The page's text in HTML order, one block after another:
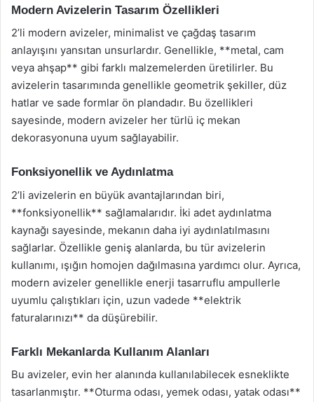
Modern Avizelerin Tasarım Özellikleri
2’li modern avizeler, minimalist ve çağdaş tasarım
anlayışını yansıtan unsurlardır. Genellikle, **metal, cam
veya ahşap** gibi farklı malzemelerden üretilirler. Bu
avizelerin tasarımında genellikle geometrik şekiller, düz
hatlar ve sade formlar ön plandadır. Bu özellikleri
sayesinde, modern avizeler her türlü iç mekan
dekorasyonuna uyum sağlayabilir.
Fonksiyonellik ve Aydınlatma
2’li avizelerin en büyük avantajlarından biri,
**fonksiyonellik** sağlamalarıdır. İki adet aydınlatma
kaynağı sayesinde, mekanın daha iyi aydınlatılmasını
sağlarlar. Özellikle geniş alanlarda, bu tür avizelerin
kullanımı, ışığın homojen dağılmasına yardımcı olur. Ayrıca,
modern avizeler genellikle enerji tasarruflu ampullerle
uyumlu çalıştıkları için, uzun vadede **elektrik
faturalarınızı** da düşürebilir.
Farklı Mekanlarda Kullanım Alanları
Bu avizeler, evin her alanında kullanılabilecek esneklikte
tasarlanmıştır. **Oturma odası, yemek odası, yatak odası**